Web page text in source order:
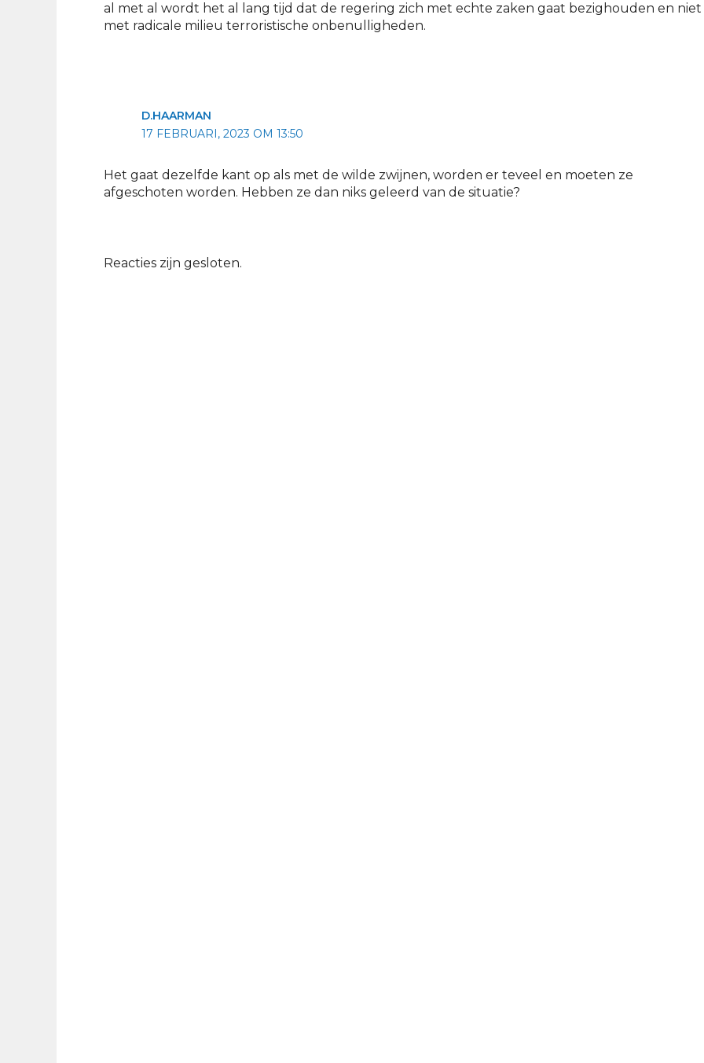
al met al wordt het al lang tijd dat de regering zich met echte zaken gaat bezighouden en niet
met radicale milieu terroristische onbenulligheden.
D.HAARMAN
17 FEBRUARI, 2023 OM 13:50
Het gaat dezelfde kant op als met de wilde zwijnen, worden er teveel en moeten ze
afgeschoten worden. Hebben ze dan niks geleerd van de situatie?
Reacties zijn gesloten.